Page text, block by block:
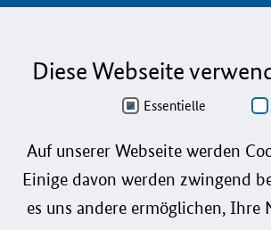
Impressum
Follow us:
© 2026 Bundesministerium für Forschung,
Diese Webseite
Essentielle
Auf unserer Webseite werden
Einige davon werden zwingend
es uns andere ermöglichen, Ihre